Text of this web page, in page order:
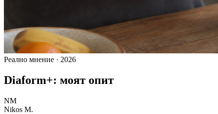
Реално мнение · 2026
Diaform+: моят опит
NM
Nikos M.